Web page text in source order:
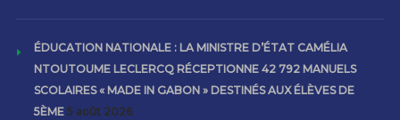
ÉDUCATION NATIONALE : LA MINISTRE D’ÉTAT CAMÉLIA
NTOUTOUME LECLERCQ RÉCEPTIONNE 42 792 MANUELS
SCOLAIRES « MADE IN GABON » DESTINÉS AUX ÉLÈVES DE
5ÈME 5 août 2026